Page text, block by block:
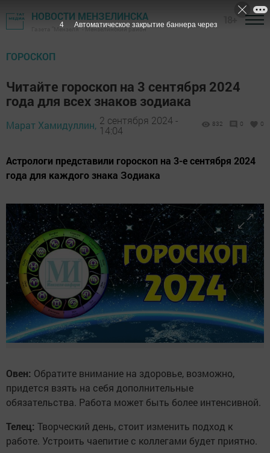
НОВОСТИ МЕНЗЕЛИНСКА
Газета "Мензеля" - Мензелинский район
ГОРОСКОП
Читайте гороскоп на 3 сентября 2024
года для всех знаков зодиака
Марат Хамидуллин, 2 сентября 2024 -
14:04
832 0 0
Астрологи представили гороскоп на 3-е сентября 2024
года для каждого знака Зодиака
Овен: Обратите внимание на здоровье, возможно,
придется взять на себя дополнительные
обязательства. Работа может быть более интенсивной.
Телец: Творческий день, стоит изменить подход к
работе. Устроить чаепитие с коллегами будет приятно.
2 Автоматическое закрытие баннера через